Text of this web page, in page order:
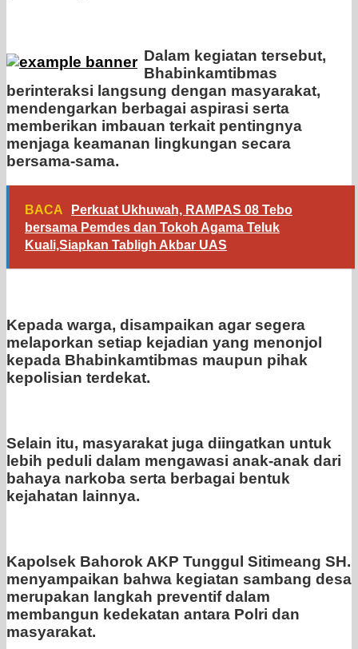
Dalam kegiatan tersebut,
Bhabinkamtibmas
berinteraksi langsung dengan masyarakat,
mendengarkan berbagai aspirasi serta
memberikan imbauan terkait pentingnya
menjaga keamanan lingkungan secara
bersama-sama.
BACA
Perkuat Ukhuwah, RAMPAS 08 Tebo
bersama Pemdes dan Tokoh Agama Teluk
Kuali,Siapkan Tabligh Akbar UAS
Kepada warga, disampaikan agar segera
melaporkan setiap kejadian yang menonjol
kepada Bhabinkamtibmas maupun pihak
kepolisian terdekat.
Selain itu, masyarakat juga diingatkan untuk
lebih peduli dalam mengawasi anak-anak dari
bahaya narkoba serta berbagai bentuk
kejahatan lainnya.
Kapolsek Bahorok AKP Tunggul Sitimeang SH.
menyampaikan bahwa kegiatan sambang desa
merupakan langkah preventif dalam
membangun kedekatan antara Polri dan
masyarakat.